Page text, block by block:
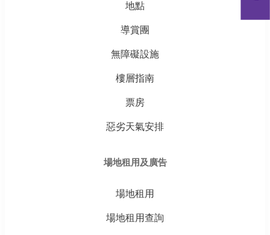
地點
導賞團
無障礙設施
樓層指南
票房
惡劣天氣安排
場地租用及廣告
場地租用
場地租用查詢